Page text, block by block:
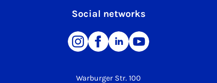
Warburger Str. 100
Social networks